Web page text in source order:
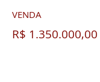
VENDA
R$ 1.350.000,00